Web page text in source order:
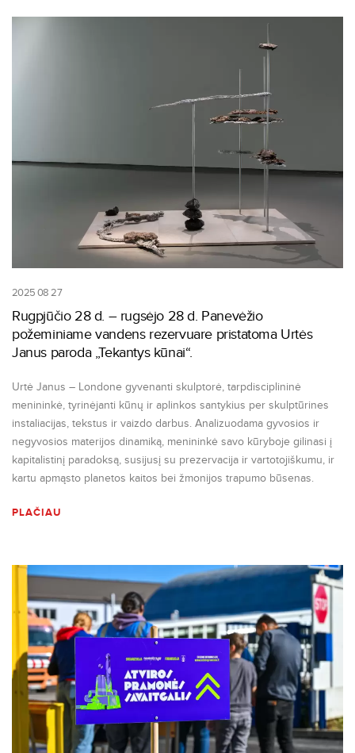
2025 08 27
Rugpjūčio 28 d. – rugsėjo 28 d. Panevėžio
požeminiame vandens rezervuare pristatoma Urtės
Janus paroda „Tekantys kūnai“.
Urtė Janus – Londone gyvenanti skulptorė, tarpdisciplininė
menininkė, tyrinėjanti kūnų ir aplinkos santykius per skulptūrines
instaliacijas, tekstus ir vaizdo darbus. Analizuodama gyvosios ir
negyvosios materijos dinamiką, menininkė savo kūryboje gilinasi į
kapitalistinį paradoksą, susijusį su prezervacija ir vartotojiškumu, ir
kartu apmąsto planetos kaitos bei žmonijos trapumo būsenas.
PLAČIAU